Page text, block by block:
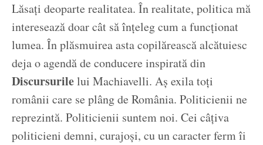
Lăsați deoparte realitatea. În realitate, politica mă
interesează doar cât să înțeleg cum a funcționat
lumea. În plăsmuirea asta copilărească alcătuiesc
deja o agendă de conducere inspirată din
Discursurilelui Machiavelli. Aș exila toți
românii care se plâng de România. Politicienii ne
reprezintă. Politicienii suntem noi. Cei câțiva
politicieni demni, curajoși, cu un caracter ferm îi